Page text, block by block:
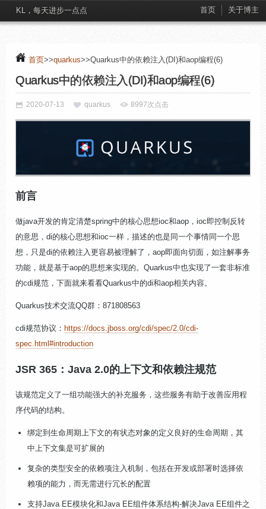
KL，每天进步一点点 首页 关于博主
首页>>quarkus>>Quarkus中的依赖注入(DI)和aop编程(6)
Quarkus中的依赖注入(DI)和aop编程(6)
2020-07-13 quarkus 8997次点击
前言
做java开发的肯定清楚spring中的核心思想ioc和aop，ioc即控制反转
的意思，di的核心思想和ioc一样，描述的也是同一个事情同一个思
想，只是di的依赖注入更容易被理解了，aop即面向切面，如注解事务
功能，就是基于aop的思想来实现的。Quarkus中也实现了一套非标准
的cdi规范，下面就来看看Quarkus中的di和aop相关内容。
Quarkus技术交流QQ群：871808563
cdi规范协议： https://docs.jboss.org/cdi/spec/2.0/cdi-
spec.html#introduction
JSR 365：Java 2.0的上下文和依赖注规范
该规范定义了一组功能强大的补充服务，这些服务有助于改善应用程
序代码的结构。
绑定到生命周期上下文的有状态对象的定义良好的生命周期，其
中上下文集是可扩展的
复杂的类型安全的依赖项注入机制，包括在开发或部署时选择依
赖项的能力，而无需进行冗长的配置
支持Java EE模块化和Java EE组件体系结构-解决Java EE组件之